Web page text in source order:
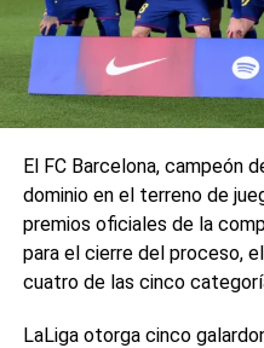
Clima favorable
Crecimiento del
Aumento del interés
Consumidor cada
Aparición de nuevas
Además, el mercado
de crecimiento si se
donde el CBD lleva más
En palabras de los
interpretarse como una
invisible, similar a una
ondas de radio.
De datos
IA
Hasta hace pocos años,
técnicos avanzados del
El FC Barcelona, campeón
dominio en el terreno de
premios oficiales de la
para el cierre del proceso,
cuatro de las cinco
LaLiga otorga cinco